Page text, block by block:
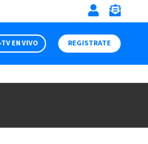
TV EN VIVO REGISTRATE